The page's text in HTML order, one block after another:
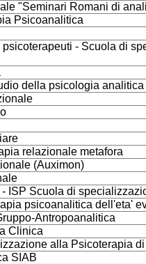
"Seminari Romani di
Psicoanalitica
psicoterapeuti - Scuola di
della psicologia analitica
relazionale metafora
(Auximon)
ISP Scuola di
psicoanalitica dell'eta'
Antropoanalitica
Clinica
alla Psicoterapia
SIAB